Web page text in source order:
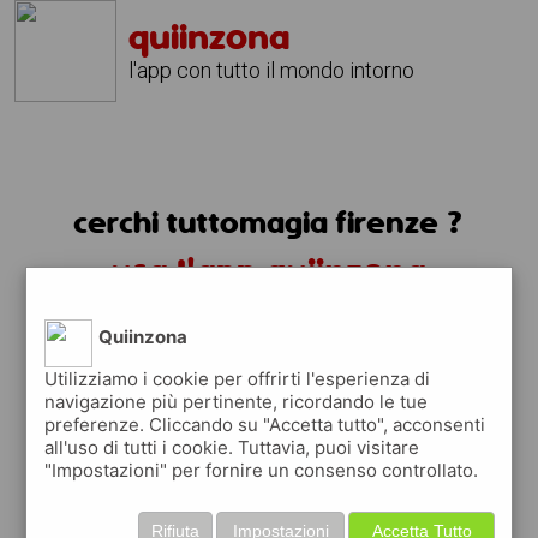
quiinzona
l'app con tutto il mondo intorno
cerchi tuttomagia firenze ?
usa l'app quiinzona
Quiinzona
Utilizziamo i cookie per offrirti l'esperienza di
navigazione più pertinente, ricordando le tue
preferenze. Cliccando su "Accetta tutto", acconsenti
all'uso di tutti i cookie. Tuttavia, puoi visitare
"Impostazioni" per fornire un consenso controllato.
Accetta Tutto
Impostazioni
Rifiuta